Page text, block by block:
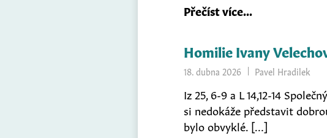
Přečíst více
Homilie Ivany
18. dubna 2026 Pavel Hradilek
Iz 25, 6-9 a L 14,12-14
si nedokáže představit
bylo obvyklé. […]